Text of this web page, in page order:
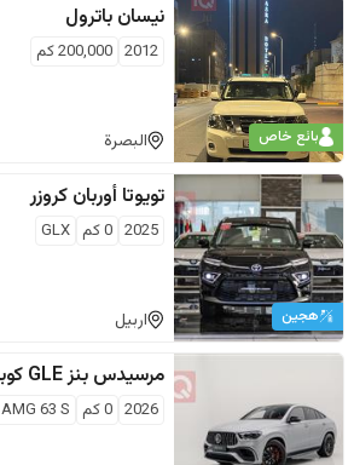
بائع خاص
نيسان باترول
2012
200,000كم
البصرة
هجين
تويوتا أوربان كروزر
2025
0كم GLX
اربيل
مرسيدس بنزGLE كوبيه
2026
0كم AMG 63 S